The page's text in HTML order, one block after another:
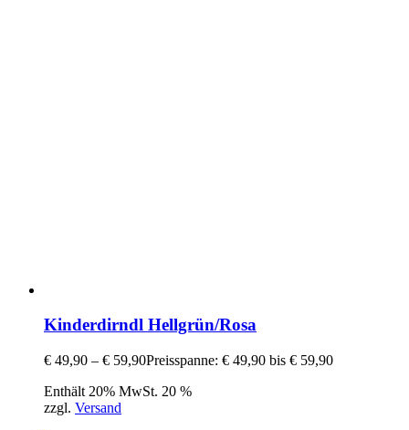
Kinderdirndl Hellgrün/Rosa
€ 49,90 – € 59,90Preisspanne: € 49,90 bis € 59,90
Enthält 20% MwSt. 20 %
zzgl. Versand